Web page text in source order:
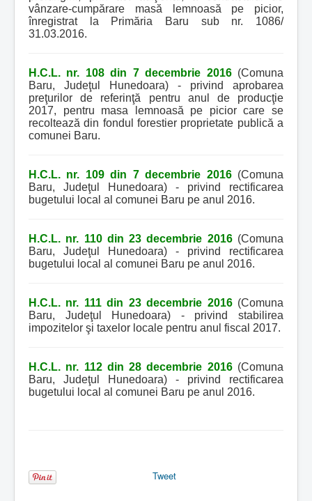
vânzare-cumpărare masă lemnoasă pe picior,
înregistrat la Primăria Baru sub nr. 1086/
31.03.2016.
H.C.L. nr. 108 din 7 decembrie 2016(Comuna
Baru, Judeţul Hunedoara) - privind aprobarea
preţurilor de referinţă pentru anul de producţie
2017, pentru masa lemnoasă pe picior care se
recoltează din fondul forestier proprietate publică a
comunei Baru.
H.C.L. nr. 109 din 7 decembrie 2016(Comuna
Baru, Judeţul Hunedoara) - privind rectificarea
bugetului local al comunei Baru pe anul 2016.
H.C.L. nr. 110 din 23 decembrie 2016(Comuna
Baru, Judeţul Hunedoara) - privind rectificarea
bugetului local al comunei Baru pe anul 2016.
H.C.L. nr. 111 din 23 decembrie 2016(Comuna
Baru, Judeţul Hunedoara) - privind stabilirea
impozitelor şi taxelor locale pentru anul fiscal 2017.
H.C.L. nr. 112 din 28 decembrie 2016(Comuna
Baru, Judeţul Hunedoara) - privind rectificarea
bugetului local al comunei Baru pe anul 2016.
Tweet